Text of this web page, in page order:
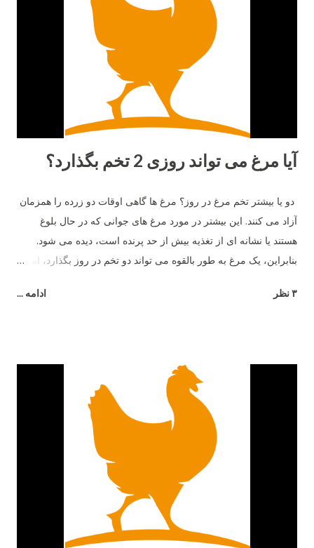
آیا مرغ می تواند روزی 2 تخم بگذارد؟
دو یا بیشتر تخم مرغ در روز؟ مرغ ها گاهی اوقات دو زرده را همزمان
آزاد می کنند. این بیشتر در مورد مرغ های جوانی که در حال بلوغ
هستند یا نشانه ای از تغذیه بیش از حد پرنده است، دیده می شود.
بنابراین، یک مرغ به طور بالقوه می تواند دو تخم در روز بگذارد، اما نه
۳ نظر ادامه ...